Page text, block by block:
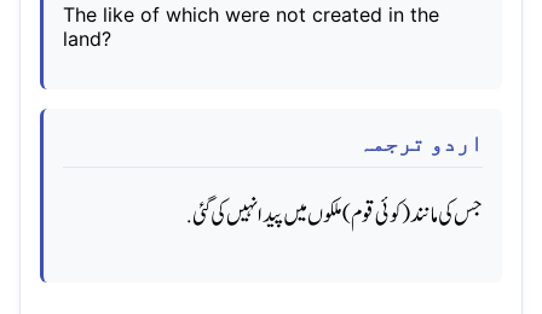
The like of which were not created in the
land?
اردو ترجمہ
جس کی مانند (کوئی قوم) ملکوں میں پیدا نہیں کی گئی.